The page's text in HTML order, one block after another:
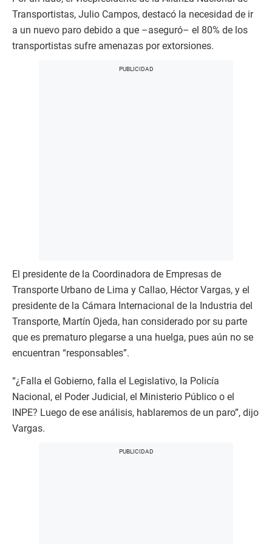
Transportistas, Julio Campos, destacó la necesidad de ir
a un nuevo paro debido a que –aseguró– el 80% de los
transportistas sufre amenazas por extorsiones.
El presidente de la Coordinadora de Empresas de
Transporte Urbano de Lima y Callao, Héctor Vargas, y el
presidente de la Cámara Internacional de la Industria del
Transporte, Martín Ojeda, han considerado por su parte
que es prematuro plegarse a una huelga, pues aún no se
encuentran “responsables”.
“¿Falla el Gobierno, falla el Legislativo, la Policía
Nacional, el Poder Judicial, el Ministerio Público o el
INPE? Luego de ese análisis, hablaremos de un paro”, dijo
Vargas.